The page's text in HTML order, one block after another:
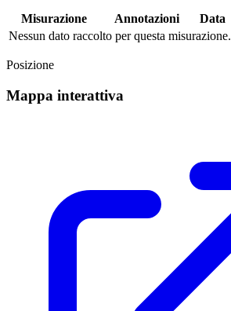
Misurazione Annotazioni
Data
Nessun dato raccolto per questa misurazione.
Posizione
Mappa interattiva